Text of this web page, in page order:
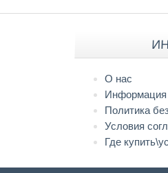
О нас
Информация
Политика
Условия
Где